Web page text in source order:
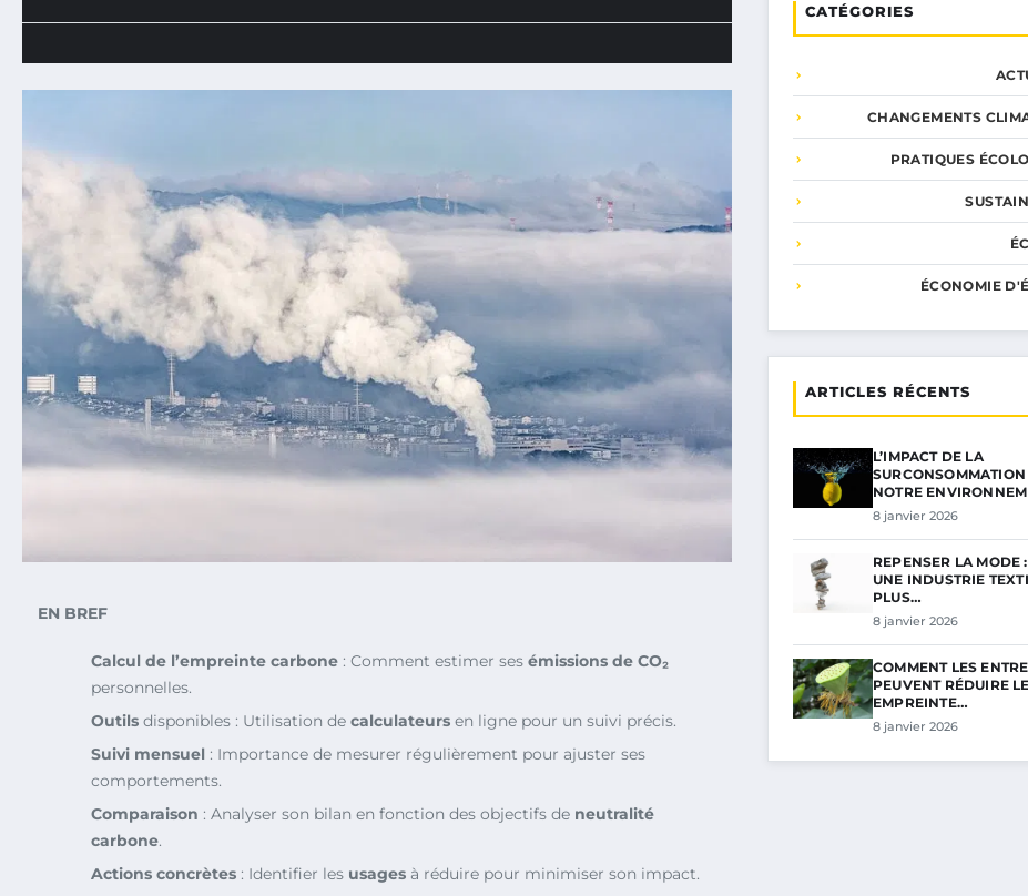
EN BREF
Calcul de l’empreinte carbone : Comment estimer ses émissions de CO₂
personnelles.
Outils disponibles : Utilisation de calculateurs en ligne pour un suivi précis.
Suivi mensuel : Importance de mesurer régulièrement pour ajuster ses
comportements.
Comparaison : Analyser son bilan en fonction des objectifs de neutralité
carbone.
Actions concrètes : Identifier les usages à réduire pour minimiser son impact.
CATÉGORIES
CHANGEMENTS
PRATIQUES
ÉCONOMIE
ARTICLES RÉCENTS
L’IMPACT DE LA
SURCONSOMMATION
NOTRE
8 janvier 2026
REPENSER LA MODE
UNE INDUSTRIE
PLUS…
8 janvier 2026
COMMENT LES
PEUVENT RÉDUIRE
EMPREINTE…
8 janvier 2026